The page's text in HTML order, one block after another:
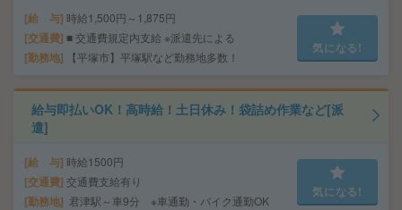
給 与 時給1,500円～1,875円
交通費 ■ 交通費規定内支給 ※派遣先による
勤務地 【平塚市】平塚駅など勤務地多数！
気になる!
給与即払いOK！高時給！土日休み！袋詰め作業など[派
遣]
給 与 時給1500円
交通費 交通費支給有り
勤務地 君津駅～車9分 ※車通勤・バイク通勤OK
気になる!